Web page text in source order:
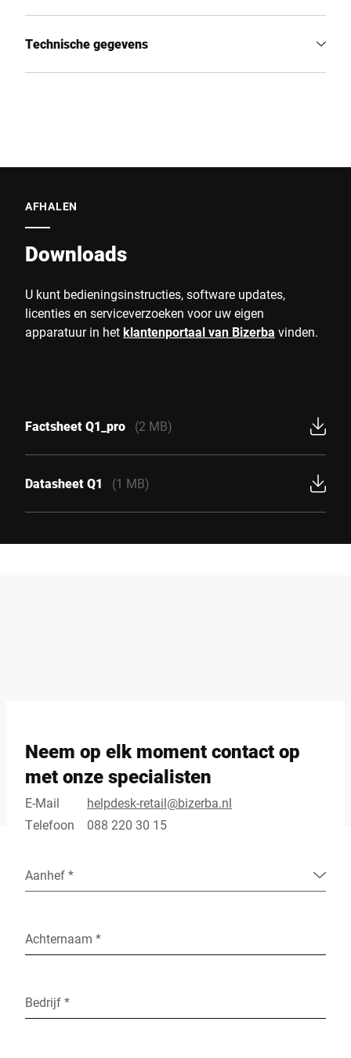
Technische gegevens
AFHALEN
Downloads
U kunt bedieningsinstructies, software updates,
licenties en serviceverzoeken voor uw eigen
apparatuur in hetklantenportaal van Bizerba vinden.
Factsheet Q1_pro (2 MB)
Datasheet Q1 (1 MB)
Neem op elk moment contact op
met onze specialisten
E-Mail
helpdesk-retail@bizerba.nl
Telefoon
088 220 30 15
Aanhef *
Achternaam *
Bedrijf *